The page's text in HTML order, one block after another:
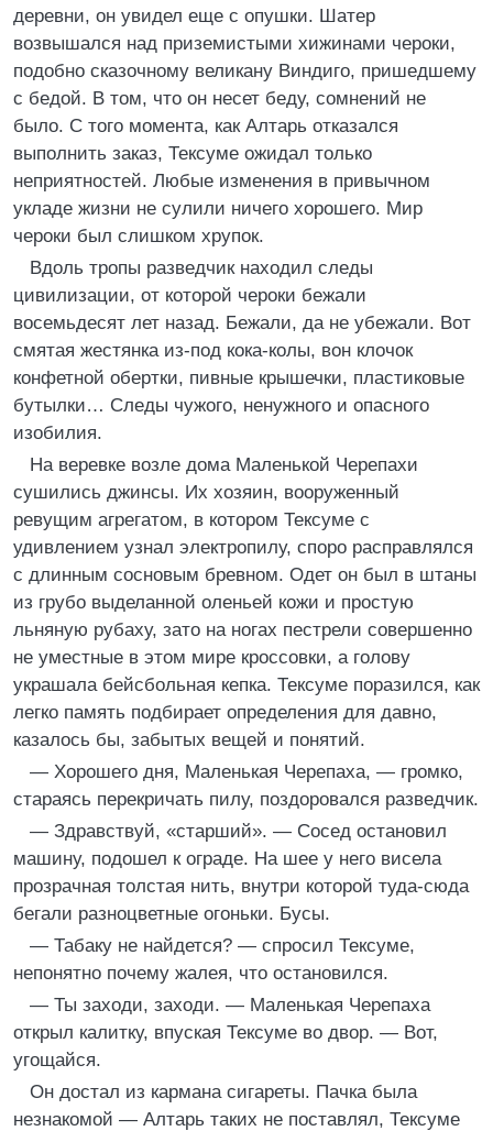
деревни, он увидел еще с опушки. Шатер
возвышался над приземистыми хижинами чероки,
подобно сказочному великану Виндиго, пришедшему
с бедой. В том, что он несет беду, сомнений не
было. С того момента, как Алтарь отказался
выполнить заказ, Тексуме ожидал только
неприятностей. Любые изменения в привычном
укладе жизни не сулили ничего хорошего. Мир
чероки был слишком хрупок.
Вдоль тропы разведчик находил следы
цивилизации, от которой чероки бежали
восемьдесят лет назад. Бежали, да не убежали. Вот
смятая жестянка из-под кока-колы, вон клочок
конфетной обертки, пивные крышечки, пластиковые
бутылки… Следы чужого, ненужного и опасного
изобилия.
На веревке возле дома Маленькой Черепахи
сушились джинсы. Их хозяин, вооруженный
ревущим агрегатом, в котором Тексуме с
удивлением узнал электропилу, споро расправлялся
с длинным сосновым бревном. Одет он был в штаны
из грубо выделанной оленьей кожи и простую
льняную рубаху, зато на ногах пестрели совершенно
не уместные в этом мире кроссовки, а голову
украшала бейсбольная кепка. Тексуме поразился, как
легко память подбирает определения для давно,
казалось бы, забытых вещей и понятий.
— Хорошего дня, Маленькая Черепаха, — громко,
стараясь перекричать пилу, поздоровался разведчик.
— Здравствуй, «старший». — Сосед остановил
машину, подошел к ограде. На шее у него висела
прозрачная толстая нить, внутри которой туда-сюда
бегали разноцветные огоньки. Бусы.
— Табаку не найдется? — спросил Тексуме,
непонятно почему жалея, что остановился.
— Ты заходи, заходи. — Маленькая Черепаха
открыл калитку, впуская Тексуме во двор. — Вот,
угощайся.
Он достал из кармана сигареты. Пачка была
незнакомой — Алтарь таких не поставлял, Тексуме